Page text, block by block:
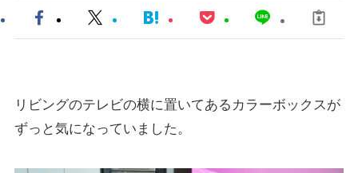
リビングのテレビの横に置いてあるカラーボックスが
ずっと気になっていました。